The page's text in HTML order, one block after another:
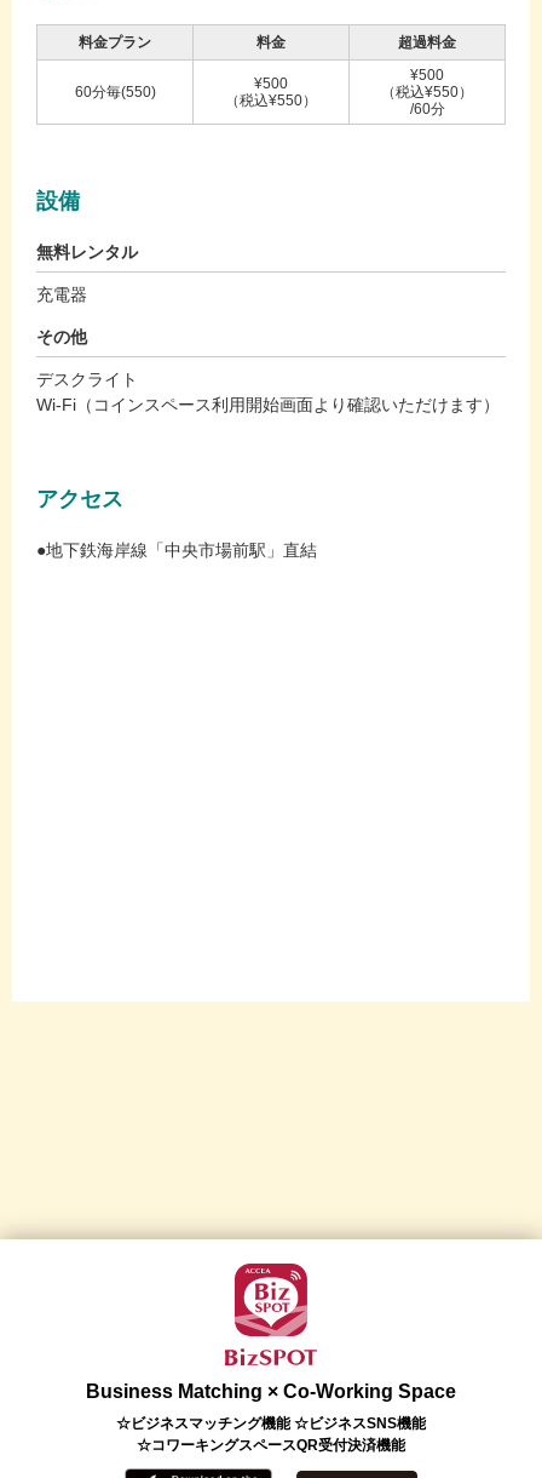
料金プラン 料金 超過料金
60分毎(550)
¥500
（税込¥550）
¥500
（税込¥550）
/60分
設備
無料レンタル
充電器
その他
デスクライト
Wi-Fi（コインスペース利用開始画面より確認いただけます）
アクセス
●地下鉄海岸線「中央市場前駅」直結
Business Matching × Co-Working Space
☆ビジネスマッチング機能 ☆ビジネスSNS機能
☆コワーキングスペースQR受付決済機能